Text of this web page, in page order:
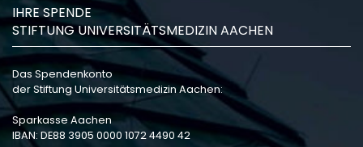
IHRE SPENDE
STIFTUNG UNIVERSITÄTSMEDIZIN AACHEN
Das Spendenkonto
der Stiftung Universitätsmedizin Aachen:
Sparkasse Aachen
IBAN: DE88 3905 0000 1072 4490 42